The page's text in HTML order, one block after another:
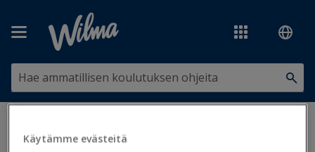
Opetustarjonta>Kurssitietojen muokkaus Wilman kautta
Käytämme evästeitä